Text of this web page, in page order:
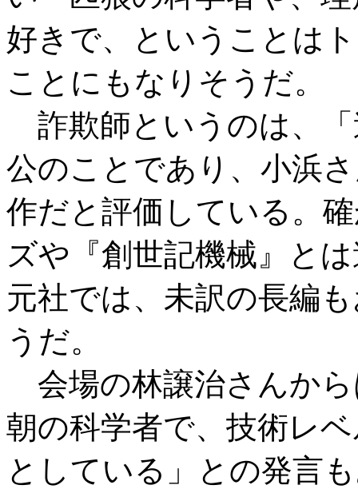
好きで、ということは
ことにもなりそうだ。
詐欺師というのは、
公のことであり、小浜
作だと評価している。
ズや『創世記機械』と
元社では、未訳の長編
うだ。
会場の林譲治さんか
朝の科学者で、技術レ
としている」との発言